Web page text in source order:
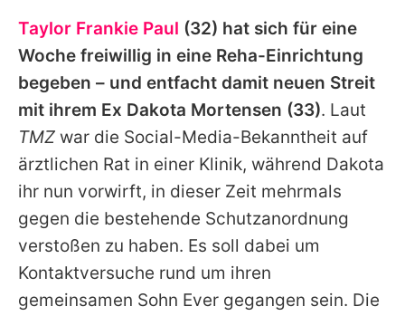
Alle Themen auf Promiflash
Jobs
App runterladen
Team
Redaktionelle Richtlinien
Impressum
Datenschutzerklärung
Taylor Frankie Paul (32) hat sich für eine
Woche freiwillig in eine Reha-Einrichtung
begeben – und entfacht damit neuen Streit
mit ihrem Ex Dakota Mortensen (33). Laut
TMZ war die Social-Media-Bekanntheit auf
ärztlichen Rat in einer Klinik, während Dakota
ihr nun vorwirft, in dieser Zeit mehrmals
gegen die bestehende Schutzanordnung
verstoßen zu haben. Es soll dabei um
Kontaktversuche rund um ihren
gemeinsamen Sohn Ever gegangen sein. Die